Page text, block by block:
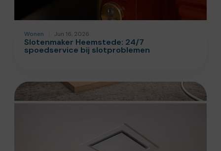
Wonen Jun 16, 2026
Slotenmaker Heemstede: 24/7
spoedservice bij slotproblemen